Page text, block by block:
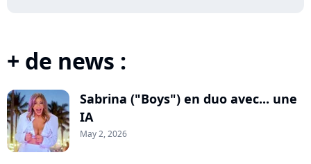
+ de news :
Sabrina ("Boys") en duo avec... une
IA
May 2, 2026